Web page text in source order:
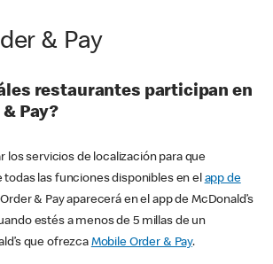
& Pay
restaurantes participan en
Pay?
los servicios de localización para que
las funciones disponibles en el app de
& Pay aparecerá en el app de McDonald’s
estés a menos de 5 millas de un
que ofrezca Mobile Order & Pay.